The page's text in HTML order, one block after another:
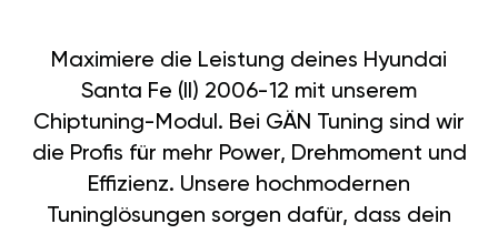
Maximiere die Leistung deines Hyundai
Santa Fe (II) 2006-12 mit unserem
Chiptuning-Modul. Bei GÄN Tuning sind wir
die Profis für mehr Power, Drehmoment und
Effizienz. Unsere hochmodernen
Tuninglösungen sorgen dafür, dass dein